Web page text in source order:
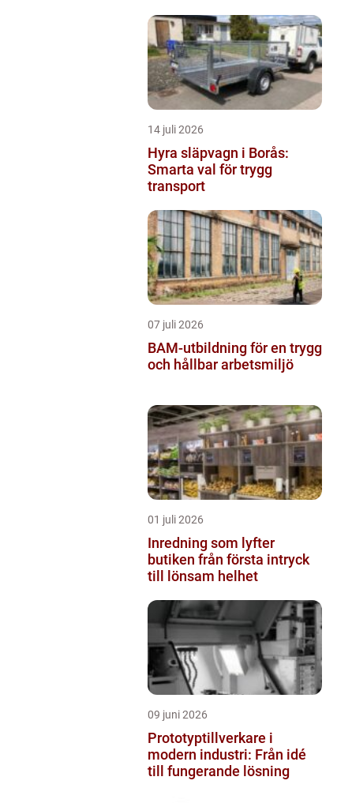
14 juli 2026
Hyra släpvagn i Borås:
Smarta val för trygg
transport
07 juli 2026
BAM-utbildning för en trygg
och hållbar arbetsmiljö
01 juli 2026
Inredning som lyfter
butiken från första intryck
till lönsam helhet
09 juni 2026
Prototyptillverkare i
modern industri: Från idé
till fungerande lösning